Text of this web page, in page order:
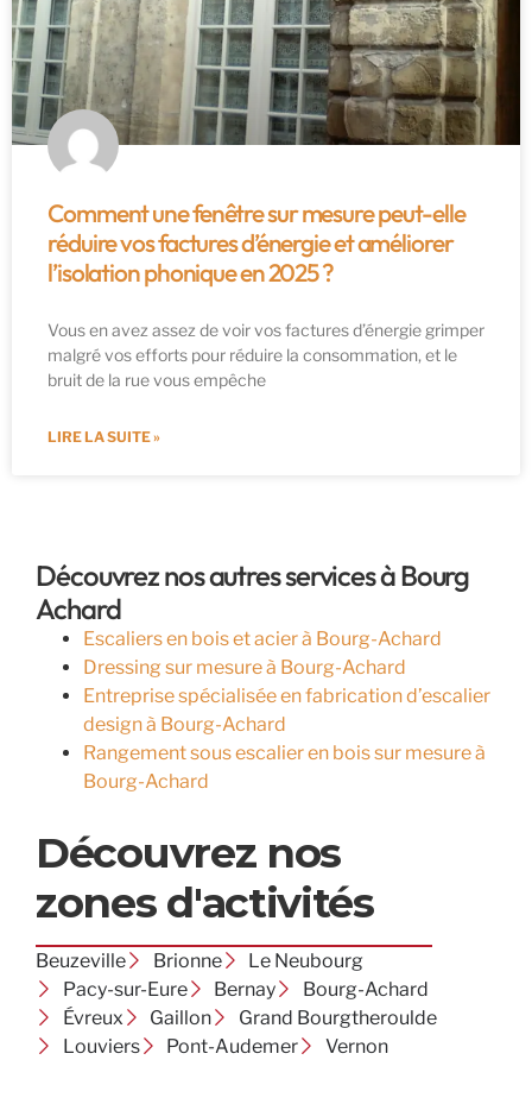
Comment une fenêtre sur mesure peut-elle
réduire vos factures d’énergie et améliorer
l’isolation phonique en 2025 ?
Vous en avez assez de voir vos factures d’énergie grimper
malgré vos efforts pour réduire la consommation, et le
bruit de la rue vous empêche
LIRE LA SUITE »
Découvrez nos autres services à Bourg
Achard
Escaliers en bois et acier à Bourg-Achard
Dressing sur mesure à Bourg-Achard
Entreprise spécialisée en fabrication d’escalier
design à Bourg-Achard
Rangement sous escalier en bois sur mesure à
Bourg-Achard
Découvrez nos
zones d'activités
Beuzeville Brionne
Le Neubourg
Pacy-sur-Eure
Bernay
Bourg-Achard
Évreux
Gaillon
Grand Bourgtheroulde
Louviers
Pont-Audemer Vernon